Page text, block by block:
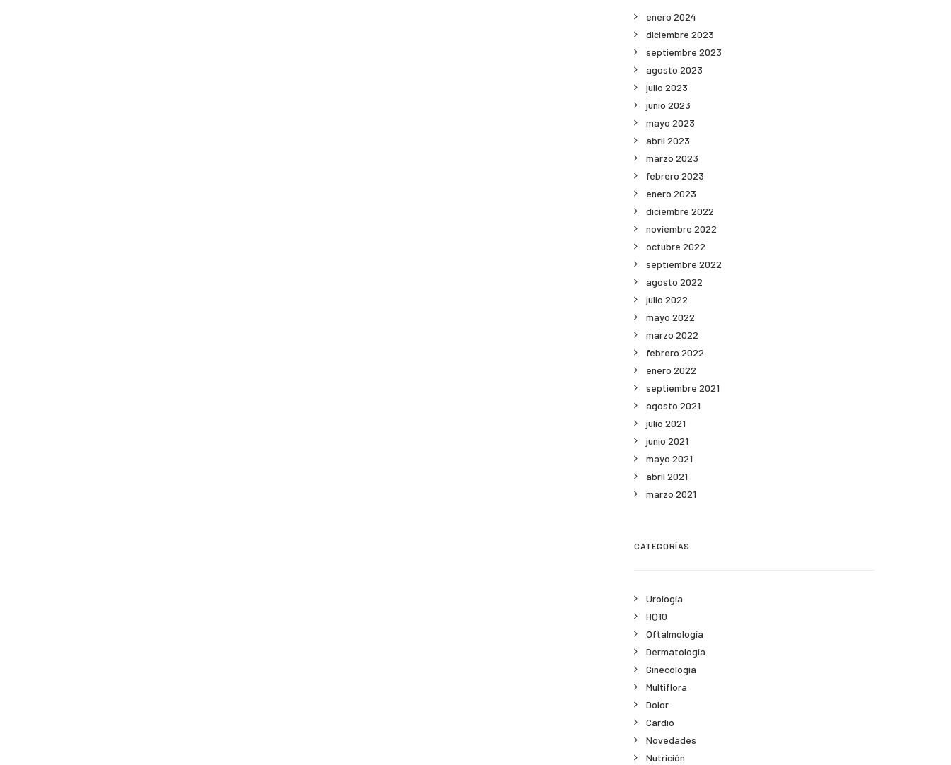
enero 2024
diciembre 2023
septiembre 2023
agosto 2023
julio 2023
junio 2023
mayo 2023
abril 2023
marzo 2023
febrero 2023
enero 2023
diciembre 2022
noviembre 2022
octubre 2022
septiembre 2022
agosto 2022
julio 2022
mayo 2022
marzo 2022
febrero 2022
enero 2022
septiembre 2021
agosto 2021
julio 2021
junio 2021
mayo 2021
abril 2021
marzo 2021
CATEGORÍAS
Urología
HQ10
Oftalmología
Dermatología
Ginecología
Multiflora
Dolor
Cardio
Novedades
Nutrición